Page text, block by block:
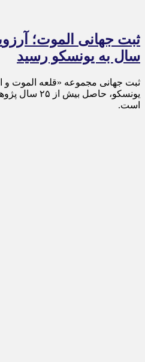
سال به یونسکو رسید
ثبت جهانی مجموعه «قلعه الموت و
یونسکو،
است.